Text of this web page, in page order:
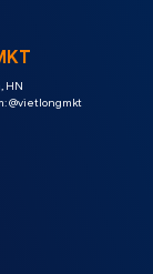
HN
@vietlongmkt